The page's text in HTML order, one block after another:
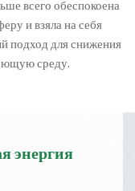
всего обеспокоена
и взяла на себя
подход для снижения
среду.
энергия